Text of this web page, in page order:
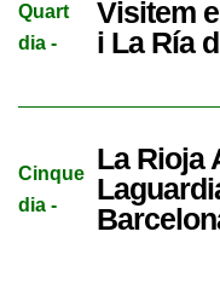
Quart
dia -
Visitem
i La Ría
Cinque
dia -
La Rioja